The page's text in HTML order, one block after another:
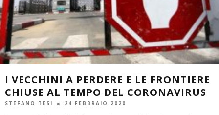
I VECCHINI A PERDERE E LE FRONTIERE
CHIUSE AL TEMPO DEL CORONAVIRUS
STEFANO TESI 24 FEBBRAIO 2020